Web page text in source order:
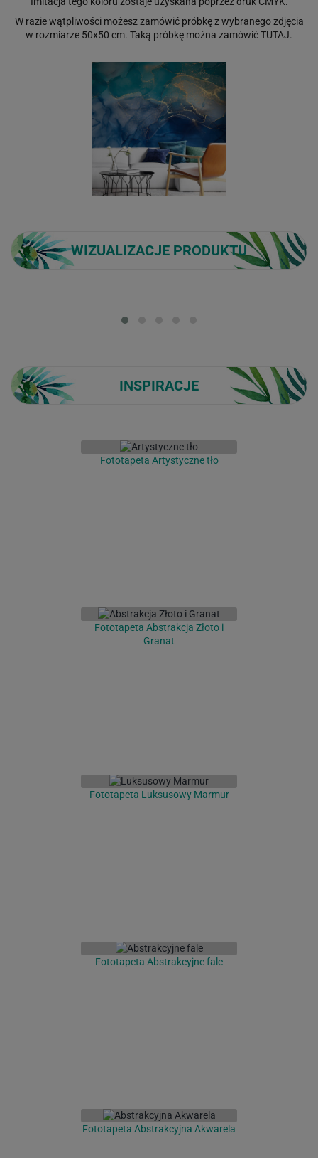
W razie wątpliwości możesz zamówić próbkę z wybranego zdjęcia
w rozmiarze 50x50 cm. Taką próbkę można zamówićTUTAJ.
WIZUALIZACJE PRODUKTU
INSPIRACJE
Fototapeta Artystyczne tło
Fototapeta Abstrakcja Złoto i
Granat
Fototapeta Luksusowy Marmur
Fototapeta Abstrakcyjne fale
Fototapeta Abstrakcyjna Akwarela